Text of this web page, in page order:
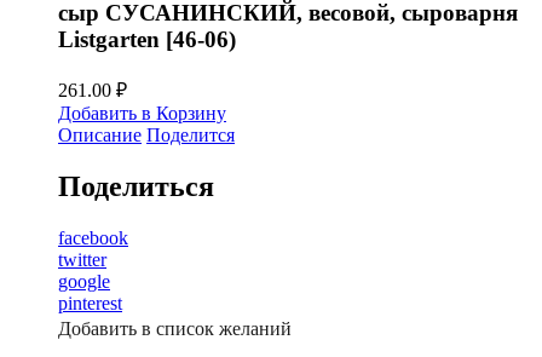
сыр СУСАНИНСКИЙ, весовой, сыроварня
Listgarten [46-06)
261.00 ₽
Добавить в Корзину
Описание Поделится
Поделиться
facebook
twitter
google
pinterest
Добавить в список желаний